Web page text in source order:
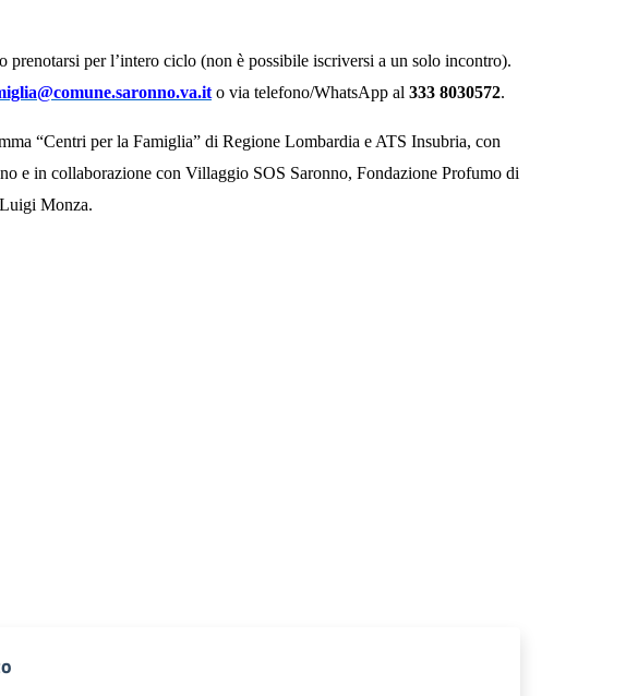
prenotarsi per l’intero ciclo (non è possibile iscriversi a un solo incontro).
o via telefono/WhatsApp al 333 8030572.
“Centri per la Famiglia” di Regione Lombardia e ATS Insubria, con
e in collaborazione con Villaggio SOS Saronno, Fondazione Profumo di
Monza.